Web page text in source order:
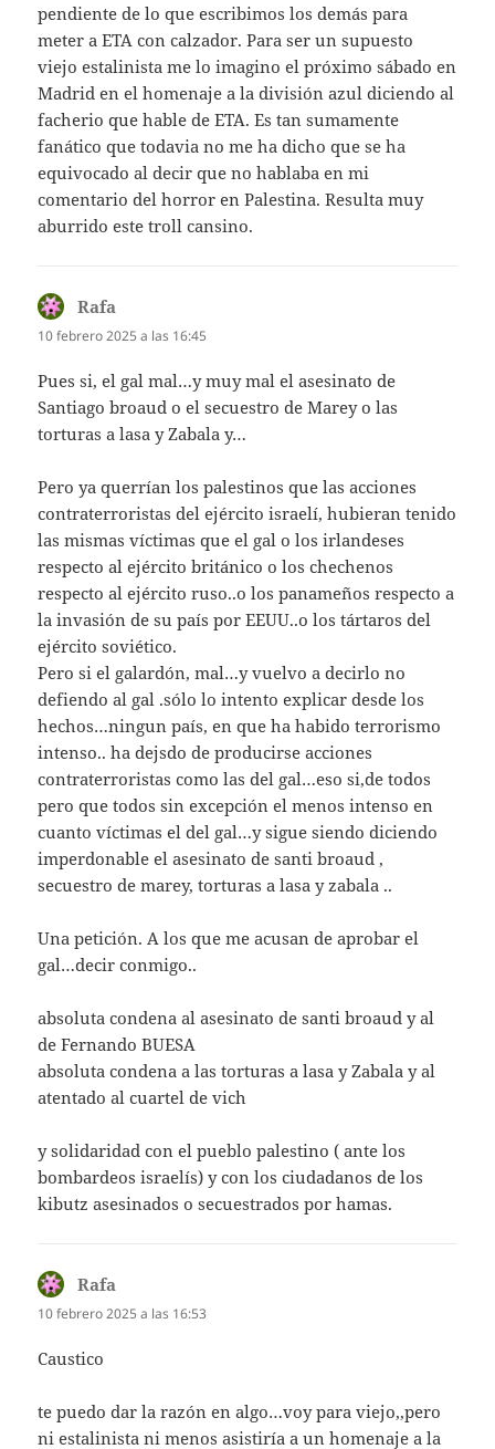
pendiente de lo que escribimos los demás para
meter a ETA con calzador. Para ser un supuesto
viejo estalinista me lo imagino el próximo sábado en
Madrid en el homenaje a la división azul diciendo al
facherio que hable de ETA. Es tan sumamente
fanático que todavia no me ha dicho que se ha
equivocado al decir que no hablaba en mi
comentario del horror en Palestina. Resulta muy
aburrido este troll cansino.
Rafa
10 febrero 2025 a las 16:45
Pues si, el gal mal…y muy mal el asesinato de
Santiago broaud o el secuestro de Marey o las
torturas a lasa y Zabala y…
Pero ya querrían los palestinos que las acciones
contraterroristas del ejército israelí, hubieran tenido
las mismas víctimas que el gal o los irlandeses
respecto al ejército británico o los chechenos
respecto al ejército ruso..o los panameños respecto a
la invasión de su país por EEUU..o los tártaros del
ejército soviético.
Pero si el galardón, mal…y vuelvo a decirlo no
defiendo al gal .sólo lo intento explicar desde los
hechos…ningun país, en que ha habido terrorismo
intenso.. ha dejsdo de producirse acciones
contraterroristas como las del gal…eso si,de todos
pero que todos sin excepción el menos intenso en
cuanto víctimas el del gal…y sigue siendo diciendo
imperdonable el asesinato de santi broaud ,
secuestro de marey, torturas a lasa y zabala ..
Una petición. A los que me acusan de aprobar el
gal…decir conmigo..
absoluta condena al asesinato de santi broaud y al
de Fernando BUESA
absoluta condena a las torturas a lasa y Zabala y al
atentado al cuartel de vich
y solidaridad con el pueblo palestino ( ante los
bombardeos israelís) y con los ciudadanos de los
kibutz asesinados o secuestrados por hamas.
Rafa
10 febrero 2025 a las 16:53
Caustico
te puedo dar la razón en algo…voy para viejo,,pero
ni estalinista ni menos asistiría a un homenaje a la